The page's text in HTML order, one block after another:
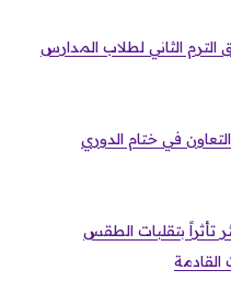
الترم الثاني لطلاب المدارس
في ختام الدوري
تأثراً بتقلبات الطقس
القادمة